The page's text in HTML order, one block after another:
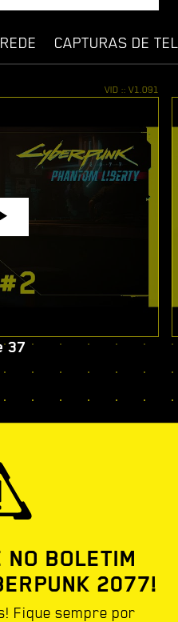
CAPTURAS DE
37
NO BOLETIM
2077!
Fique sempre por